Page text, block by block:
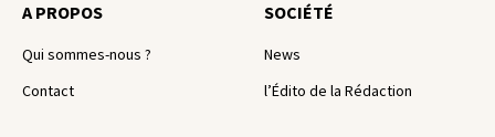
A PROPOS
Qui sommes-nous ?
Contact
SOCIÉTÉ
News
l’Édito de la Rédaction